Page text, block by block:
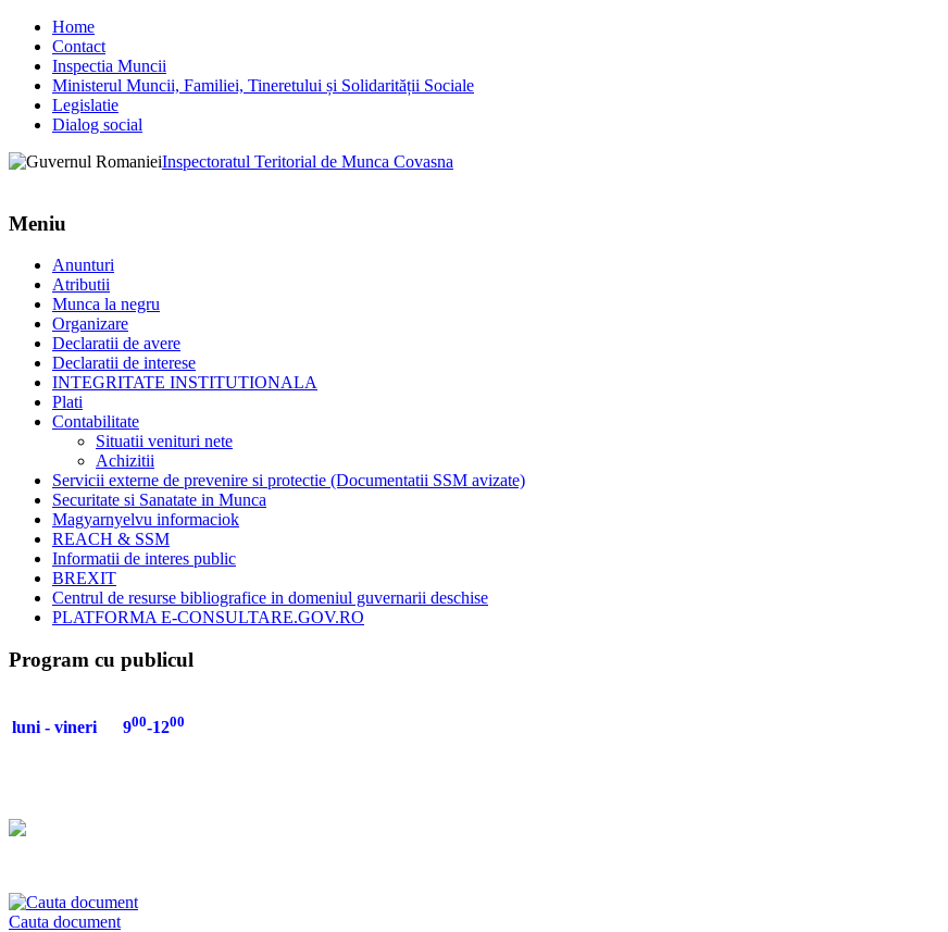
Home
Contact
Inspectia Muncii
Ministerul Muncii, Familiei, Tineretului și Solidarității Sociale
Legislatie
Dialog social
Inspectoratul Teritorial de Munca Covasna
Meniu
Anunturi
Atributii
Munca la negru
Organizare
Declaratii de avere
Declaratii de interese
INTEGRITATE INSTITUTIONALA
Plati
Contabilitate
Situatii venituri nete
Achizitii
Servicii externe de prevenire si protectie (Documentatii SSM avizate)
Securitate si Sanatate in Munca
Magyarnyelvu informaciok
REACH & SSM
Informatii de interes public
BREXIT
Centrul de resurse bibliografice in domeniul guvernarii deschise
PLATFORMA E-CONSULTARE.GOV.RO
Program cu publicul
luni - vineri 900-1200
Cauta document